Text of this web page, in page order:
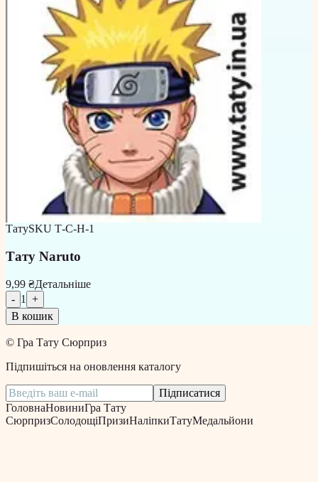
ТатуSKU Т-С-Н-1
Тату Naruto
9,99 ₴Детальніше
- 1
+
В кошик
© Гра Тату Сюрприз
Підпишіться на оновлення каталогу
Підписатися
ГоловнаНовиниГра Тату
СюрпризСолодощіПризиНаліпкиТатуМедальйони